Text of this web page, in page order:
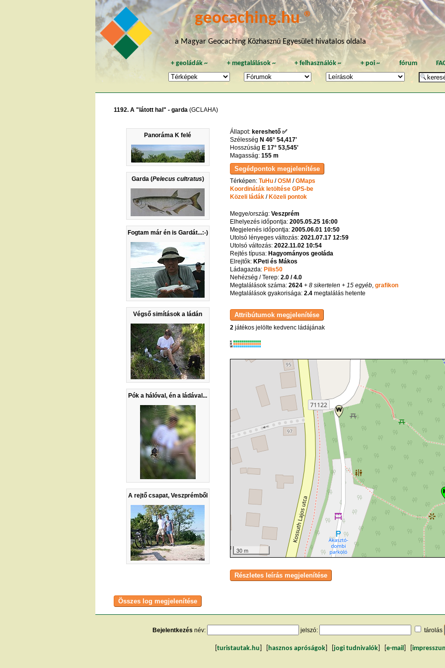
geocaching.hu ®
a Magyar Geocaching Közhasznú Egyesület hivatalos oldala
+geoládák ~ + megtalálások~ +felhasználók ~ + poi~ fórum
1192. A "látott hal" - garda (GCLAHA)
Panoráma K felé
Garda (Pelecus cultratus)
Fogtam már én is Gardát...:-)
Végső simítások a ládán
Pók a hálóval, én a ládával...
A rejtő csapat, Veszprémből
Állapot: kereshető ✅
Szélesség N 46° 54,417'
Hosszúság E 17° 53,545'
Magasság: 155 m
Térképen: TuHu/OSM /GMaps
Koordináták letöltése GPS-be
Közeli ládák/ Közeli pontok
Megye/ország: Veszprém
Elhelyezés időpontja: 2005.05.25 16:00
Megjelenés időpontja: 2005.06.01 10:50
Utolsó lényeges változás: 2021.07.17 12:59
Utolsó változás: 2022.11.02 10:54
Rejtés típusa: Hagyományos geoláda
Elrejtők: KPeti és Mákos
Ládagazda: Pilis50
Nehézség / Terep: 2.0 / 4.0
Megtalálások száma: 2624+ 8 sikertelen + 15 egyéb, grafikon
Megtalálások gyakorisága: 2.4megtalálás hetente
2 játékos jelölte kedvenc ládájának
K
R
W
30 m
Bejelentkezés név: jelszó: tárolás
turistautak.hu hasznos apróságok jogi tudnivalók e-mail